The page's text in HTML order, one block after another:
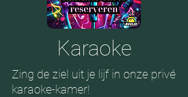
Karaoke
Zing de ziel uit je lijf in onze privé
karaoke-kamer!